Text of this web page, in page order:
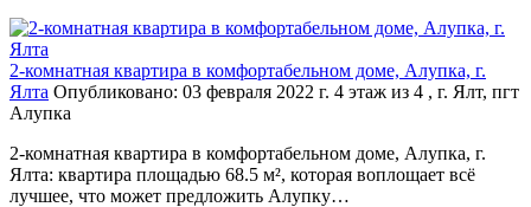
2-комнатная квартира в комфортабельном доме, Алупка, г.
Ялта Опубликовано: 03 февраля 2022 г. 4 этаж из 4 , г. Ялт, пгт
Алупка
2-комнатная квартира в комфортабельном доме, Алупка, г.
Ялта: квартира площадью 68.5 м², которая воплощает всё
лучшее, что может предложить Алупку…